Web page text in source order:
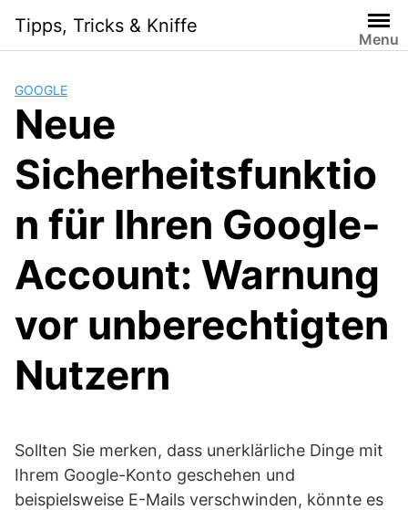
content
Tipps, Tricks & Kniffe
Menu
GOOGLE
Neue
Sicherheitsfunktio
n für Ihren Google-
Account: Warnung
vor unberechtigten
Nutzern
Sollten Sie merken, dass unerklärliche Dinge mit
Ihrem Google-Konto geschehen und
beispielsweise E-Mails verschwinden, könnte es